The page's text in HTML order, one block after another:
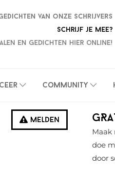
gedichten van onze schrijvers
Schrijf je mee?
en gedichten hier online!
Community
Melden
Maak
doe
door